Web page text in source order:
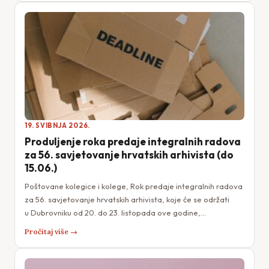
19. SVIBNJA 2026.
Produljenje roka predaje integralnih radova
za 56. savjetovanje hrvatskih arhivista (do
15.06.)
Poštovane kolegice i kolege, Rok predaje integralnih radova
za 56. savjetovanje hrvatskih arhivista, koje će se održati
u Dubrovniku od 20. do 23. listopada ove godine,…
Pročitaj više →